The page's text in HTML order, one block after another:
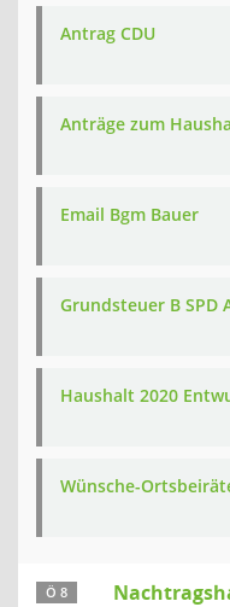
Antrag CDU
Anträge zum
Email Bgm Bauer
Grundsteuer B SPD
Haushalt 2020
Wünsche-
Ö 8